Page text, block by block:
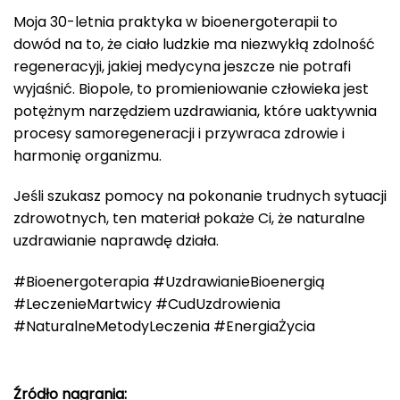
Moja 30-letnia praktyka w bioenergoterapii to
dowód na to, że ciało ludzkie ma niezwykłą zdolność
regeneracyji, jakiej medycyna jeszcze nie potrafi
wyjaśnić. Biopole, to promieniowanie człowieka jest
potężnym narzędziem uzdrawiania, które uaktywnia
procesy samoregeneracji i przywraca zdrowie i
harmonię organizmu.
Jeśli szukasz pomocy na pokonanie trudnych sytuacji
zdrowotnych, ten materiał pokaże Ci, że naturalne
uzdrawianie naprawdę działa.
#Bioenergoterapia #UzdrawianieBioenergią
#LeczenieMartwicy #CudUzdrowienia
#NaturalneMetodyLeczenia #EnergiaŻycia
Źródło nagrania: